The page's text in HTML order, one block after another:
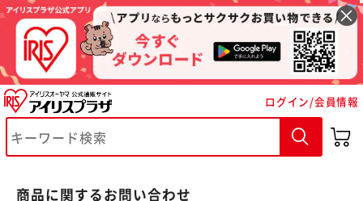
ログイン/会員情報
商品に関するお問い合わせ
※ご確認ください
カートに入れる